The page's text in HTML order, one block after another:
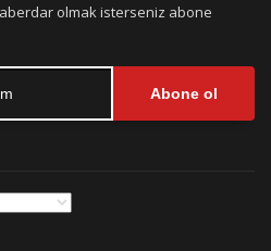
olmak isterseniz abone
Abone ol